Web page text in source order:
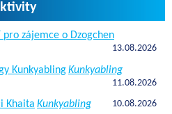
zájemce o Dzogchen
13.08.2026
KunkyablingKunkyabling
11.08.2026
Khaita Kunkyabling 10.08.2026